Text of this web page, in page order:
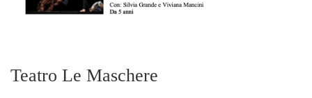
Teatro Le Maschere